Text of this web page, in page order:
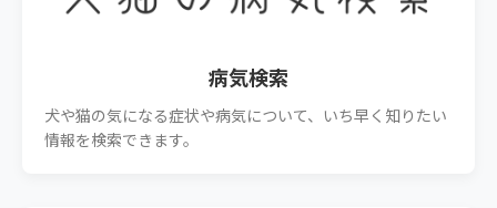
病気検索
犬や猫の気になる症状や病気について、いち早く知りたい
情報を検索できます。